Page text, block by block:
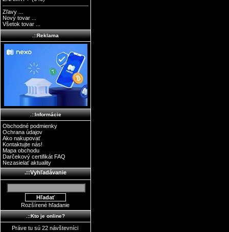
Zľavy ...
Nový tovar ...
Všetok tovar ...
.::Reklama
.::Informácie
Obchodné podmienky
Ochrana údajov
Ako nakupovať
Kontaktujte nás!
Mapa obchodu
Darčekový certifikát FAQ
Nezasielať aktuality
.::Vyhľadávanie
Rozšírené hľadanie
.::Kto je online?
Práve tu sú 22 návštevníci